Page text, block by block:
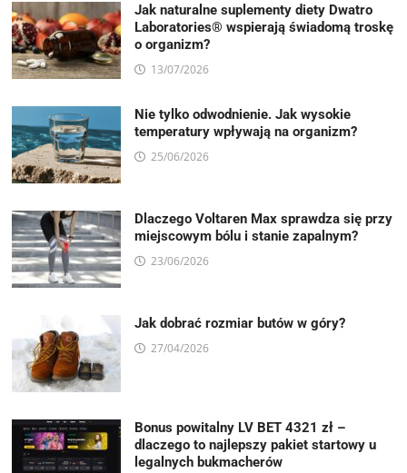
Jak naturalne suplementy diety Dwatro
Laboratories® wspierają świadomą troskę
o organizm?
13/07/2026
Nie tylko odwodnienie. Jak wysokie
temperatury wpływają na organizm?
25/06/2026
Dlaczego Voltaren Max sprawdza się przy
miejscowym bólu i stanie zapalnym?
23/06/2026
Jak dobrać rozmiar butów w góry?
27/04/2026
Bonus powitalny LV BET 4321 zł –
dlaczego to najlepszy pakiet startowy u
legalnych bukmacherów